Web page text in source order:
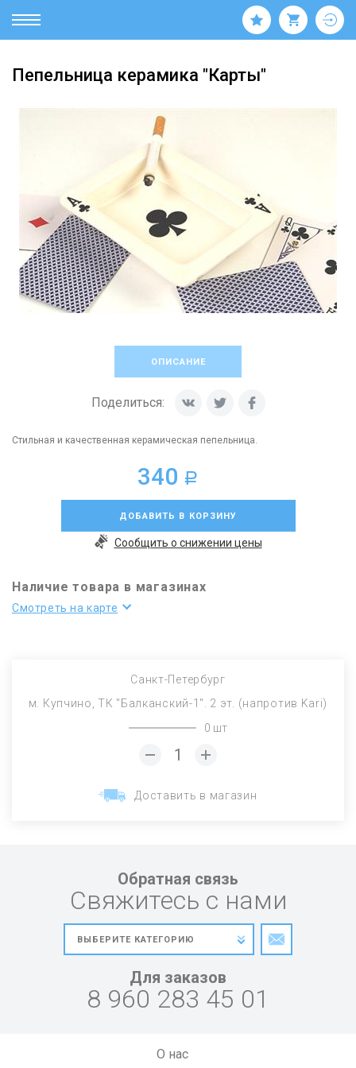
Пепельница керамика "Карты"
ОПИСАНИЕ
Поделиться:
Стильная и качественная керамическая пепельница.
340 a
ДОБАВИТЬ В КОРЗИНУ
Сообщить о снижении цены
Наличие товара в магазинах
Смотреть на карте
Санкт-Петербург
м. Купчино, ТК "Балканский-1". 2 эт. (напротив Kari)
0 шт
Доставить в магазин
Обратная связь
Свяжитесь с нами
Для заказов
8 960 283 45 01
О нас